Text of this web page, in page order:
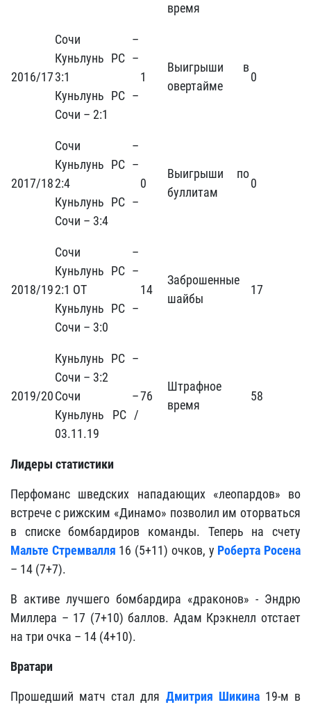
время
2016/17
Сочи –
Куньлунь РС –
3:1
Куньлунь РС –
Сочи – 2:1
1
Выигрыши в
овертайме
0
2017/18
Сочи –
Куньлунь РС –
2:4
Куньлунь РС –
Сочи – 3:4
0
Выигрыши по
буллитам
0
2018/19
Сочи –
Куньлунь РС –
2:1 ОТ
Куньлунь РС –
Сочи – 3:0
14
Заброшенные
шайбы
17
2019/20
Куньлунь РС –
Сочи – 3:2
Сочи –
Куньлунь РС /
03.11.19
76
Штрафное
время
58
Лидеры статистики
Перфоманс шведских нападающих «леопардов» во
встрече с рижским «Динамо» позволил им оторваться
в списке бомбардиров команды. Теперь на счету
Мальте Стремвалля 16 (5+11) очков, у Роберта Росена
– 14 (7+7).
В активе лучшего бомбардира «драконов» - Эндрю
Миллера – 17 (7+10) баллов. Адам Крэкнелл отстает
на три очка – 14 (4+10).
Вратари
Прошедший матч стал для Дмитрия Шикина19-м в